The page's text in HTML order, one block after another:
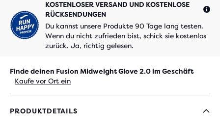
KOSTENLOSER VERSAND UND KOSTENLOSE
RÜCKSENDUNGEN
Du kannst unsere Produkte 90 Tage lang testen.
Wenn du nicht zufrieden bist, schick sie kostenlos
zurück. Ja, richtig gelesen.
Finde deinen Fusion Midweight Glove 2.0 im Geschäft
Kaufe vor Ort ein
PRODUKTDETAILS